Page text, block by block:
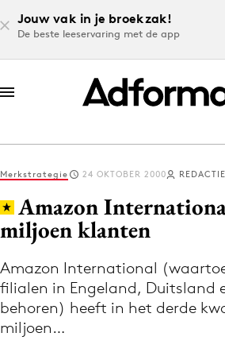
Jouw vak in je broekzak!
De beste leeservaring met de app
Log in
Volg het laatste nieuws via
Nieuws app
Merkstrategie 24 OKTOBER 2000
Amazon
miljoen klanten
Amazon International
filialen in Engeland, Duitsland
behoren) heeft in het derde
miljoen…